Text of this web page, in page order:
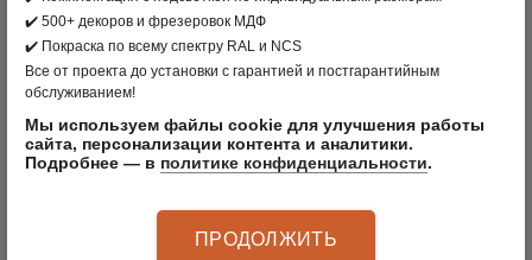
✔️ 500+ декоров и фрезеровок МДФ
✔️ Покраска по всему спектру RAL и NCS
Все от проекта до установки с гарантией и постгарантийным
обслуживанием!
Мы используем файлы cookie для улучшения работы
сайта, персонализации контента и аналитики.
Подробнее — в политике конфиденциальности.
ПРОДОЛЖИТЬ